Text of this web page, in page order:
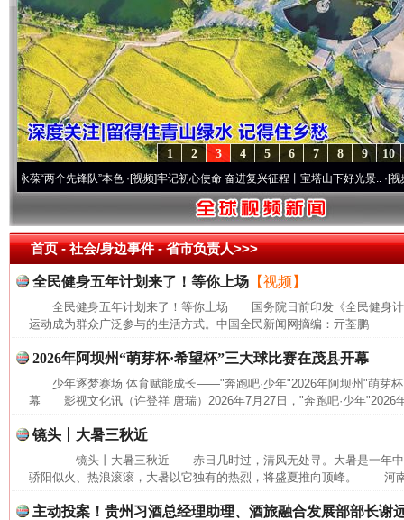
10
9
8
7
6
5
4
3
2
1
两个先锋队”本色·[视频]牢记初心使命 奋进复兴征程丨宝塔山下好光景..·[视频]因党
首页- 社会/身边事件 -省市负责人>>>
全民健身五年计划来了！等你上场 【视频】
全民健身五年计划来了！等你上场 国务院日前印发《全民健身计
运动成为群众广泛参与的生活方式。中国全民新闻网摘编：亓荃鹏
2026年阿坝州“萌芽杯·希望杯”三大球比赛在茂县开幕
少年逐梦赛场 体育赋能成长——"奔跑吧·少年"2026年阿坝州"萌芽
幕 影视文化讯（许登祥 唐瑞）2026年7月27日，"奔跑吧·少年"2026
镜头丨大暑三秋近
镜头丨大暑三秋近 赤日几时过，清风无处寻。大暑是一年中
骄阳似火、热浪滚滚，大暑以它独有的热烈，将盛夏推向顶峰。 河
主动投案！贵州习酒总经理助理、酒旅融合发展部部长谢